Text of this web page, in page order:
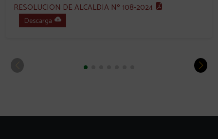
RESOLUCION DE ALCALDIA Nº 108-2024
Descarga